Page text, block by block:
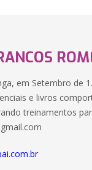
em Setembro de
e livros
treinamentos